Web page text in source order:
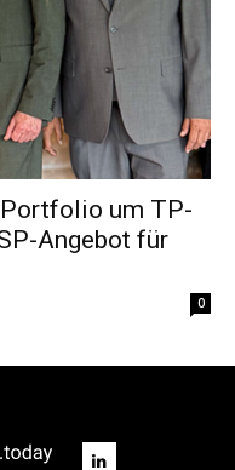
um TP-
Angebot für
0